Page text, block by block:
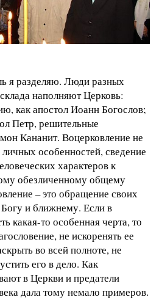
я разделяю. Люди разных
наполняют Церковь:
как апостол Иоанн Богослов;
Петр, решительные
Кананит. Воцерковление не
особенностей, сведение
характеров к
обезличенному общему
– это обращение своих
и ближнему. Если в
какая-то особенная черта, то
не искоренять ее
во всей полноте, не
его в дело. Как
в Церкви и предатели
дала тому немало примеров.